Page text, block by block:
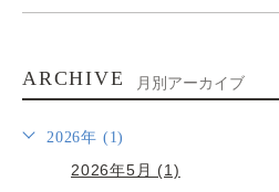
ARCHIVE 月別アーカイブ
2026年 (1)
2026年5月 (1)